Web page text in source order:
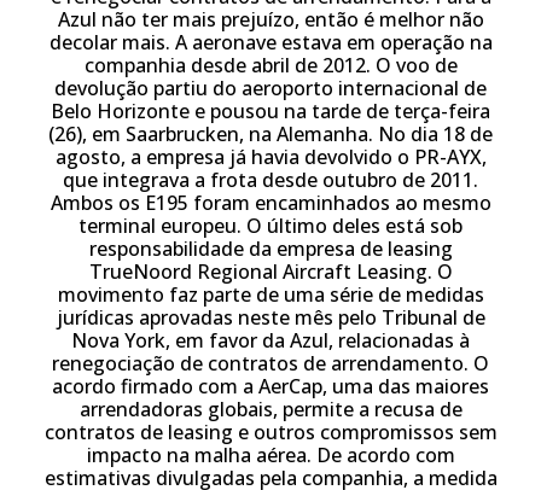
Azul não ter mais prejuízo, então é melhor não
decolar mais. A aeronave estava em operação na
companhia desde abril de 2012. O voo de
devolução partiu do aeroporto internacional de
Belo Horizonte e pousou na tarde de terça-feira
(26), em Saarbrucken, na Alemanha. No dia 18 de
agosto, a empresa já havia devolvido o PR-AYX,
que integrava a frota desde outubro de 2011.
Ambos os E195 foram encaminhados ao mesmo
terminal europeu. O último deles está sob
responsabilidade da empresa de leasing
TrueNoord Regional Aircraft Leasing. O
movimento faz parte de uma série de medidas
jurídicas aprovadas neste mês pelo Tribunal de
Nova York, em favor da Azul, relacionadas à
renegociação de contratos de arrendamento. O
acordo firmado com a AerCap, uma das maiores
arrendadoras globais, permite a recusa de
contratos de leasing e outros compromissos sem
impacto na malha aérea. De acordo com
estimativas divulgadas pela companhia, a medida